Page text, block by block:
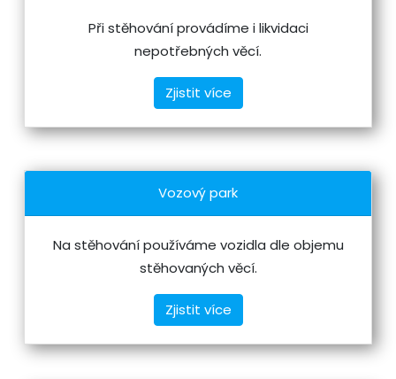
Při stěhování provádíme i likvidaci
nepotřebných věcí.
Zjistit více
Vozový park
Na stěhování používáme vozidla dle objemu
stěhovaných věcí.
Zjistit více